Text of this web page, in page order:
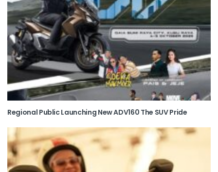
Regional Public Launching New ADV160 The SUV Pride